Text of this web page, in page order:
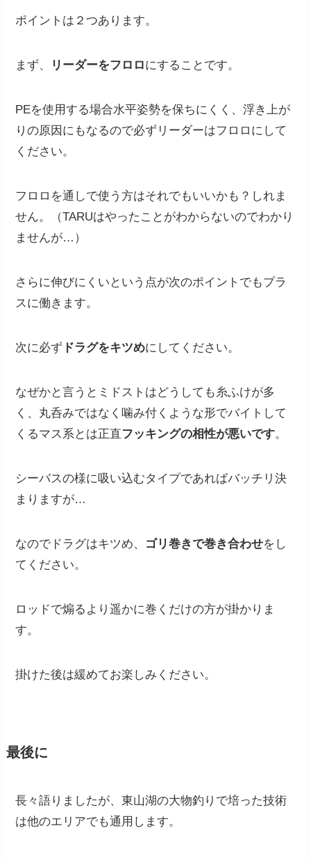
ポイントは２つあります。
まず、 リーダーをフロロにすることです。
PEを使用する場合水平姿勢を保ちにくく、浮き上が
りの原因にもなるので必ずリーダーはフロロにして
ください。
フロロを通しで使う方はそれでもいいかも？しれま
せん。（TARUはやったことがわからないのでわかり
ませんが…）
さらに伸びにくいという点が次のポイントでもプラ
スに働きます。
次に必ず ドラグをキツめにしてください。
なぜかと言うとミドストはどうしても糸ふけが多
く、丸呑みではなく噛み付くような形でバイトして
くるマス系とは正直フッキングの相性が悪いです。
シーバスの様に吸い込むタイプであればバッチリ決
まりますが…
なのでドラグはキツめ、 ゴリ巻きで巻き合わせをし
てください。
ロッドで煽るより遥かに巻くだけの方が掛かりま
す。
掛けた後は緩めてお楽しみください。
最後に
長々語りましたが、東山湖の大物釣りで培った技術
は他のエリアでも通用します。